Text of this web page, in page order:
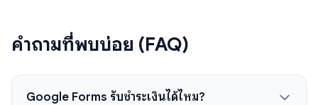
คำถามที่พบบ่อย (FAQ)
Google Forms รับชำระเงินได้ไหม?